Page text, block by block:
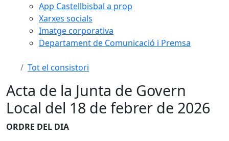
App Castellbisbal a prop
Xarxes socials
Imatge corporativa
Departament de Comunicació i Premsa
Tot el consistori
Acta de la Junta de Govern
Local del 18 de febrer de 2026
ORDRE DEL DIA